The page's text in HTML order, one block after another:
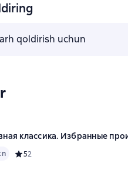
qoldirish uchun
классика. Избранные
Средний рейтинг 5 на основе 2
52